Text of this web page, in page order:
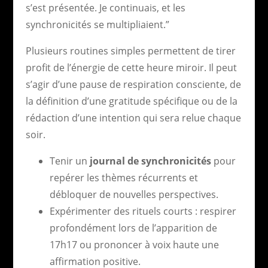
s’est présentée. Je continuais, et les
synchronicités se multipliaient.”
Plusieurs routines simples permettent de tirer
profit de l’énergie de cette heure miroir. Il peut
s’agir d’une pause de respiration consciente, de
la définition d’une gratitude spécifique ou de la
rédaction d’une intention qui sera relue chaque
soir.
Tenir un journal de synchronicitéspour
repérer les thèmes récurrents et
débloquer de nouvelles perspectives.
Expérimenter des rituels courts : respirer
profondément lors de l’apparition de
17h17 ou prononcer à voix haute une
affirmation positive.